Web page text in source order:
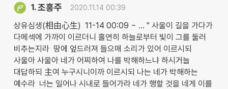
1.조흥주 2020.11.14 00:39
상유심생(相由心生) 11-14 00:09 ~ … " 사울이 길을 가다가
다메섹에 가까이 이르더니 홀연히 하늘로부터 빛이 그를 둘러
비추는지라 땅에 엎드러져 들으매 소리가 있어 이르시되
사울아 사울아 네가 어찌하여 나를 박해하느냐 하시거늘
대답하되 主여 누구시니이까 이르시되 나는 네가 박해하는
예수라 너는 일어나 시내로 들어가라 네가 행할 것을 네게 이를